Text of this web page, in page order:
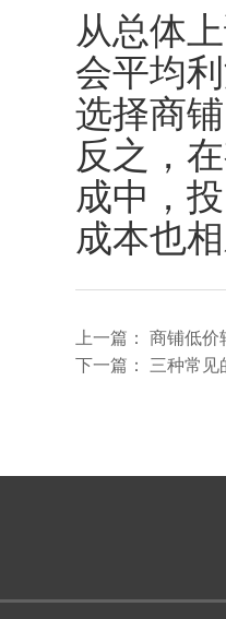
从总体
会平均
选择商
反之，
成中，
成本也
上一篇： 商铺低价
下一篇： 三种常见